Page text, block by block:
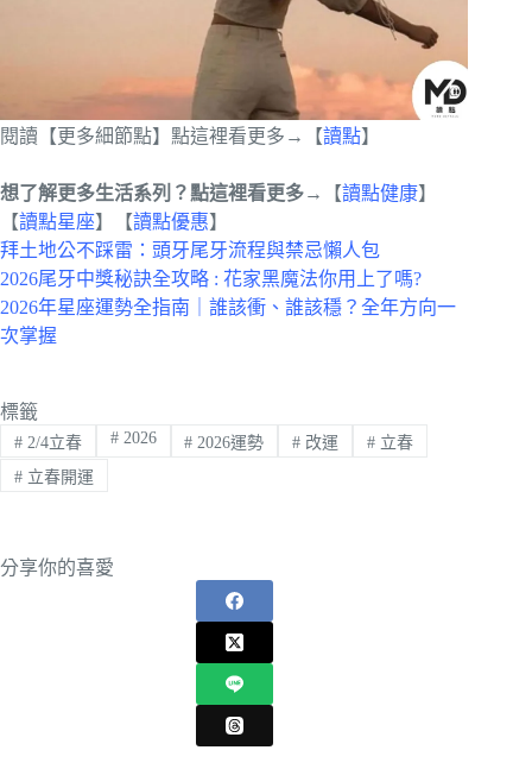
閱讀【更多細節點】點這裡看更多→【讀點】
想了解更多生活系列？點這裡看更多→ 【讀點健康】
【讀點星座】【讀點優惠】
拜土地公不踩雷：頭牙尾牙流程與禁忌懶人包
2026尾牙中獎秘訣全攻略 : 花家黑魔法你用上了嗎?
2026年星座運勢全指南｜誰該衝、誰該穩？全年方向一
次掌握
標籤
#2/4立春 #2026 # 2026運勢 # 改運 # 立春
#立春開運
分享你的喜愛